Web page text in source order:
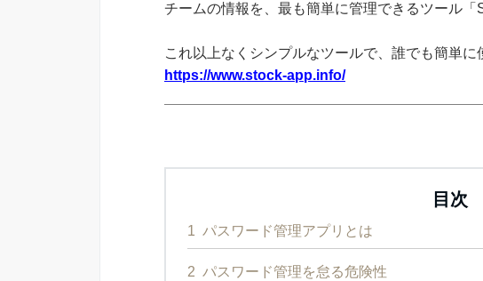
チームの情報を、最も簡単に管理できるツール「
これ以上なくシンプルなツールで、誰でも簡単に
https://www.stock-app.info/
目次
1 パスワード管理アプリとは
2 パスワード管理を怠る危険性